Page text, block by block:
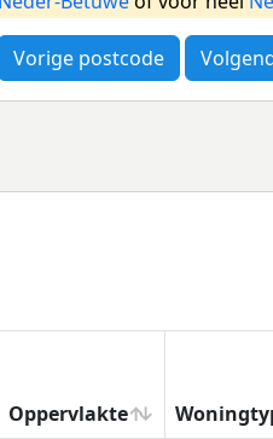
Vorige postcode
Oppervlakte